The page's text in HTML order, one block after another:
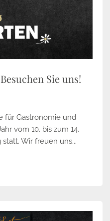
Sie uns!
für Gastronomie und
vom 10. bis zum 14.
Wir freuen uns...